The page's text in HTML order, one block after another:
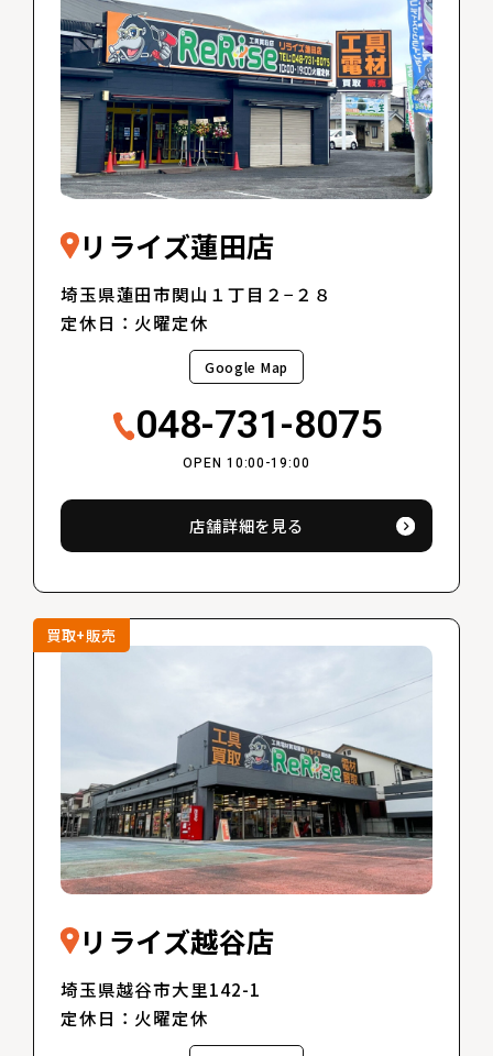
リライズ蓮田店
埼玉県蓮田市関山１丁目２−２８
定休日：火曜定休
Google Map
048-731-8075
OPEN 10:00-19:00
店舗詳細を見る
買取+販売
リライズ越谷店
埼玉県越谷市大里142-1
定休日：火曜定休